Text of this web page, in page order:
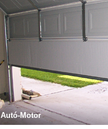
Autó-Motor